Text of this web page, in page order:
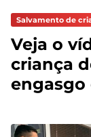
Salvamento de
Veja o
criança
engasgo